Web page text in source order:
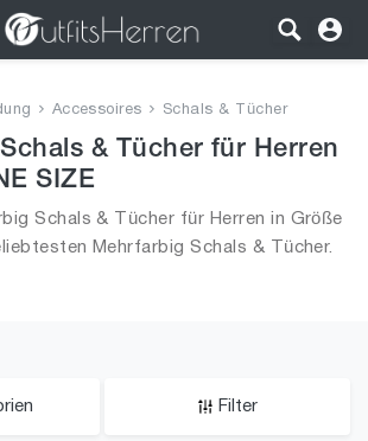
Accessoires Schals & Tücher
& Tücher für Herren
SIZE
Schals & Tücher für Herren in Größe
Mehrfarbig Schals & Tücher.
Mehrfarbig Schals & Tücher in Größe
Filter